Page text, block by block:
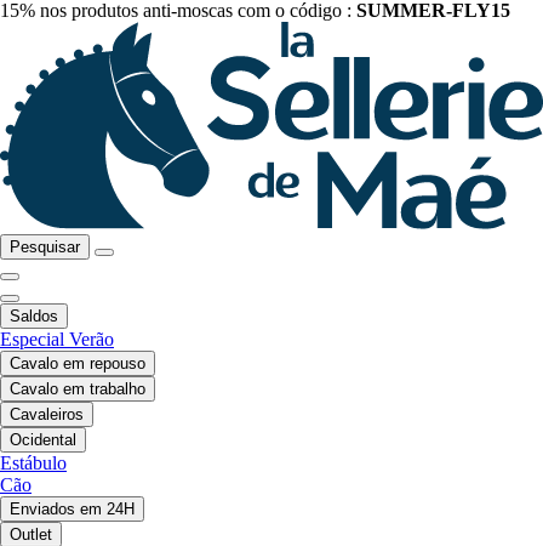
15% nos produtos anti-moscas com o código : SUMMER-FLY15
Pesquisar
Saldos
Especial Verão
Cavalo em repouso
Cavalo em trabalho
Cavaleiros
Ocidental
Estábulo
Cão
Enviados em 24H
Outlet